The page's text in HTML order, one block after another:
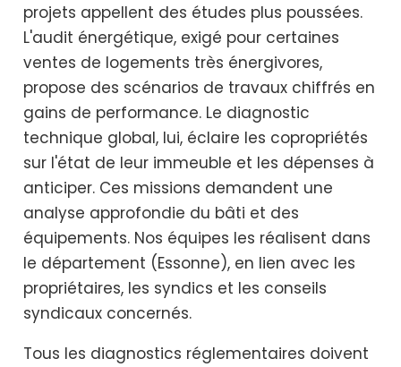
projets appellent des études plus poussées.
L'audit énergétique, exigé pour certaines
ventes de logements très énergivores,
propose des scénarios de travaux chiffrés en
gains de performance. Le diagnostic
technique global, lui, éclaire les copropriétés
sur l'état de leur immeuble et les dépenses à
anticiper. Ces missions demandent une
analyse approfondie du bâti et des
équipements. Nos équipes les réalisent dans
le département (Essonne), en lien avec les
propriétaires, les syndics et les conseils
syndicaux concernés.
Tous les diagnostics réglementaires doivent